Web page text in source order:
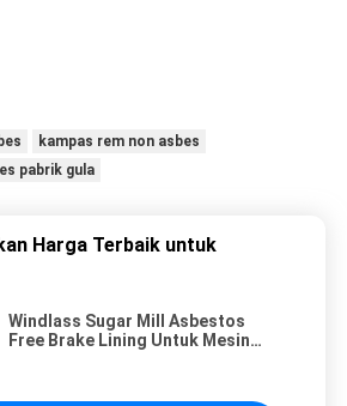
kampas rem non asbes
pabrik gula
Harga Terbaik untuk
Windlass Sugar Mill Asbestos
Free Brake Lining Untuk Mesin